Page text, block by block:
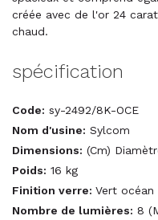
créée avec de l'or 24
chaud.
spécification
Code: sy-2492/8K-OCE
Nom d'usine: Sylcom
Dimensions: (Cm)
Poids: 16 kg
Finition verre: Vert océan
Nombre de lumières: 8